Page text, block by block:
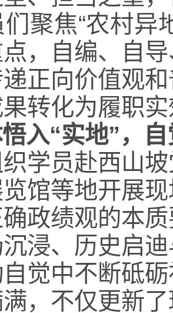
聚焦“农村异
，自编、自
正向价值观
转化为履职
入“实地”，
学员赴西山
馆等地开展
政绩观的本
浸、历史启
觉中不断砥
，不仅更新